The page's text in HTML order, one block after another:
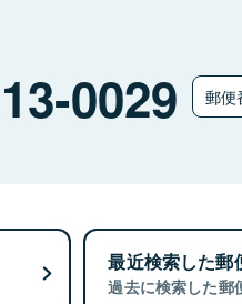
0029 郵便
最近検索した郵
過去に検索した郵